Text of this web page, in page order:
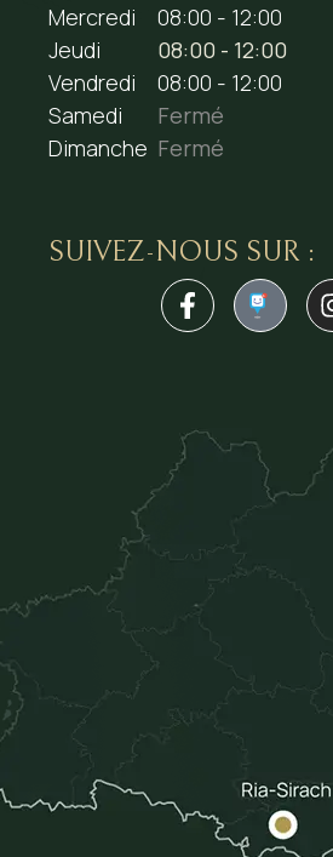
Mercredi
08:00 - 12:00
Jeudi
08:00 - 12:00
Vendredi
08:00 - 12:00
Samedi
Fermé
Dimanche Fermé
SUIVEZ-NOUS SUR :
1